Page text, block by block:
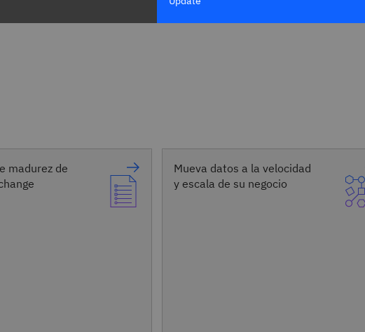
actualizada del
licencias para
y ofrece
entre
distancia los
el proceso de
Venafi para crear y
madurez de
Mueva datos a la velocidad
y escala de su negocio